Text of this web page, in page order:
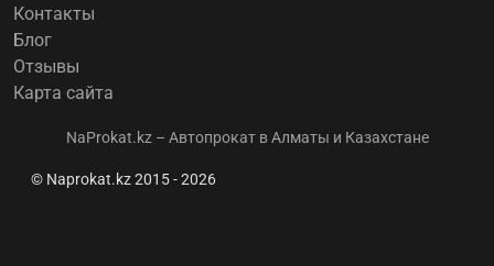
Контакты
Блог
Отзывы
Карта сайта
NaProkat.kz – Автопрокат в Алматы и Казахстане
© Naprokat.kz 2015 - 2026